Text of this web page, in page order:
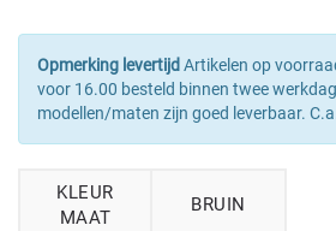
Opmerking levertijd Artikelen op
voor 16.00 besteld binnen twee
modellen/maten zijn goed leverbaar.
KLEUR
MAAT
BRUIN